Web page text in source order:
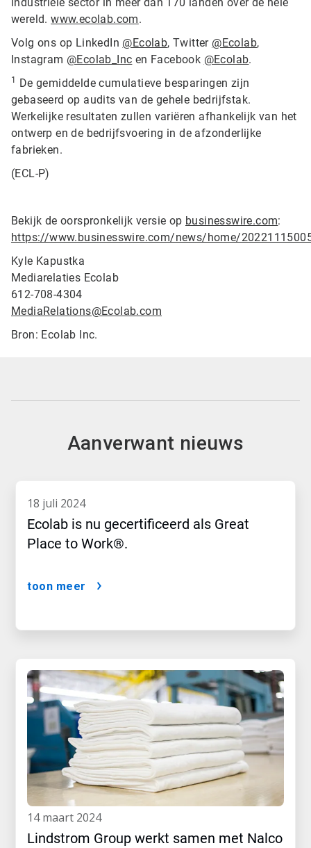
industriële sector in meer dan 170 landen over de hele
wereld.www.ecolab.com.
Volg ons op LinkedIn @Ecolab, Twitter @Ecolab,
Instagram @Ecolab_Inc en Facebook @Ecolab.
1
De gemiddelde cumulatieve besparingen zijn
gebaseerd op audits van de gehele bedrijfstak.
Werkelijke resultaten zullen variëren afhankelijk van het
ontwerp en de bedrijfsvoering in de afzonderlijke
fabrieken.
(ECL-P)
Bekijk de oorspronkelijk versie op businesswire.com:
https://www.businesswire.com/news/home/
Kyle Kapustka
Mediarelaties Ecolab
612-708-4304
MediaRelations@Ecolab.com
Bron: Ecolab Inc.
Aanverwant nieuws
18 juli 2024
Ecolab is nu gecertificeerd als Great
Place to Work®.
toon meer
14 maart 2024
Lindstrom Group werkt samen met Nalco